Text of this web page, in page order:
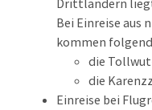
Drittländern
Bei Einreise
kommen
die
die
Einreise bei